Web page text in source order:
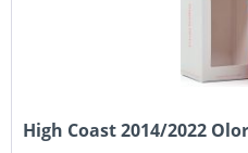
High Coast 2014/2022